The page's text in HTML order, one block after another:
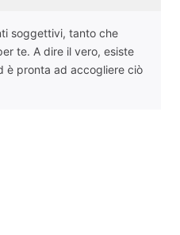
soggettivi, tanto che
te. A dire il vero, esiste
è pronta ad accogliere ciò